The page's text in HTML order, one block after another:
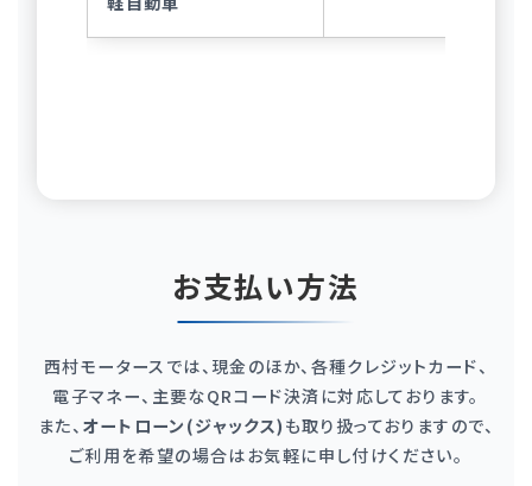
お支払い方法
西村モータースでは、現金のほか、各種クレジットカード、
電子マネー、主要なQRコード決済に対応しております。
また、 オートローン(ジャックス) も取り扱っておりますので、
ご利用を希望の場合はお気軽に申し付けください。